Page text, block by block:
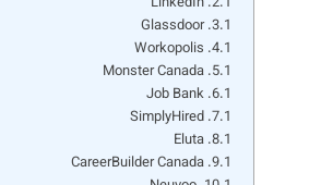
Glassdoor
Workopolis
Monster Canada
Job Bank
SimplyHired
Eluta
CareerBuilder Canada